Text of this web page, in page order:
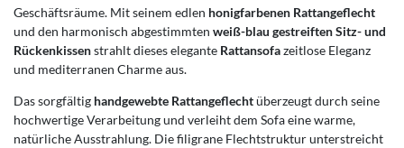
Geschäftsräume. Mit seinem edlen honigfarbenen Rattangeflecht
und den harmonisch abgestimmten weiß-blau gestreiften Sitz- und
Rückenkissenstrahlt dieses elegante Rattansofazeitlose Eleganz
und mediterranen Charme aus.
Das sorgfältig handgewebte Rattangeflechtüberzeugt durch seine
hochwertige Verarbeitung und verleiht dem Sofa eine warme,
natürliche Ausstrahlung. Die filigrane Flechtstruktur unterstreicht